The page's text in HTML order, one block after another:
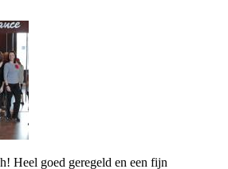
Heel goed geregeld en een fijn